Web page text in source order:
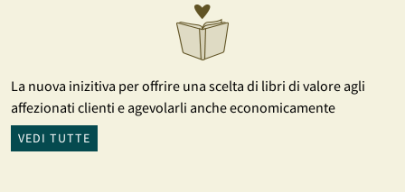
La nuova inizitiva per offrire una scelta di libri di valore agli
affezionati clienti e agevolarli anche economicamente
VEDI TUTTE